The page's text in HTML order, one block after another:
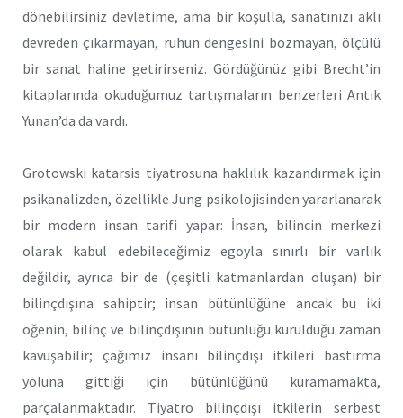
dönebilirsiniz devletime, ama bir koşulla, sanatınızı aklı
devreden çıkarmayan, ruhun dengesini bozmayan, ölçülü
bir sanat haline getirirseniz. Gördüğünüz gibi Brecht’in
kitaplarında okuduğumuz tartışmaların benzerleri Antik
Yunan’da da vardı.
Grotowski katarsis tiyatrosuna haklılık kazandırmak için
psikanalizden, özellikle Jung psikolojisinden yararlanarak
bir modern insan tarifi yapar: İnsan, bilincin merkezi
olarak kabul edebileceğimiz egoyla sınırlı bir varlık
değildir, ayrıca bir de (çeşitli katmanlardan oluşan) bir
bilinçdışına sahiptir; insan bütünlüğüne ancak bu iki
öğenin, bilinç ve bilinçdışının bütünlüğü kurulduğu zaman
kavuşabilir; çağımız insanı bilinçdışı itkileri bastırma
yoluna gittiği için bütünlüğünü kuramamakta,
parçalanmaktadır. Tiyatro bilinçdışı itkilerin serbest